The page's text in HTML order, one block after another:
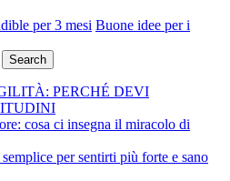
per 3 mesi Buone idee per i
Search
PERCHÉ DEVI
cosa ci insegna il miracolo di
per sentirti più forte e sano